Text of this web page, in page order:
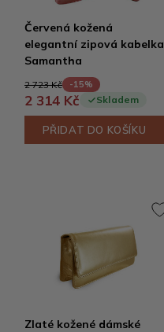
Červená kožená
elegantní zipová kabelka
Samantha
2 723 Kč -15%
2 314 Kč Skladem
PŘIDAT DO KOŠÍKU
Zlaté kožené dámské